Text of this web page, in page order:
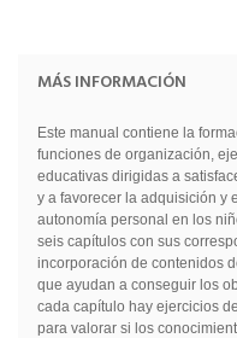
MÁS INFORMACIÓN
Este manual contiene la
funciones de organización,
educativas dirigidas a
y a favorecer la adquisición y
autonomía personal en los
seis capítulos con sus
incorporación de contenidos
que ayudan a conseguir los
cada capítulo hay ejercicios
para valorar si los